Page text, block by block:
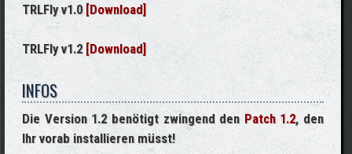
TRLFly v1.0 [Download]
TRLFly v1.2 [Download]
INFOS
Die Version 1.2 benötigt zwingend den Patch 1.2, den
Ihr vorab installieren müsst!